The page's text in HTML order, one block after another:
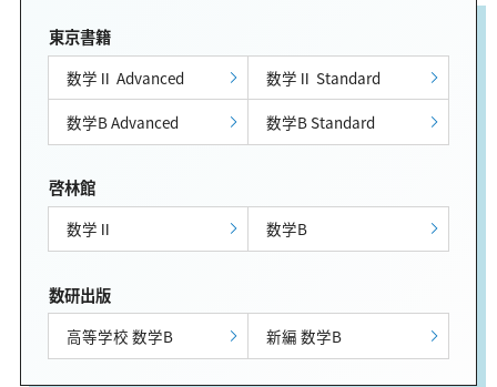
東京書籍
数学Ⅱ Advanced
数学Ⅱ Standard
数学B Advanced
数学B Standard
啓林館
数学Ⅱ 数学B
数研出版
高等学校 数学B 新編 数学B